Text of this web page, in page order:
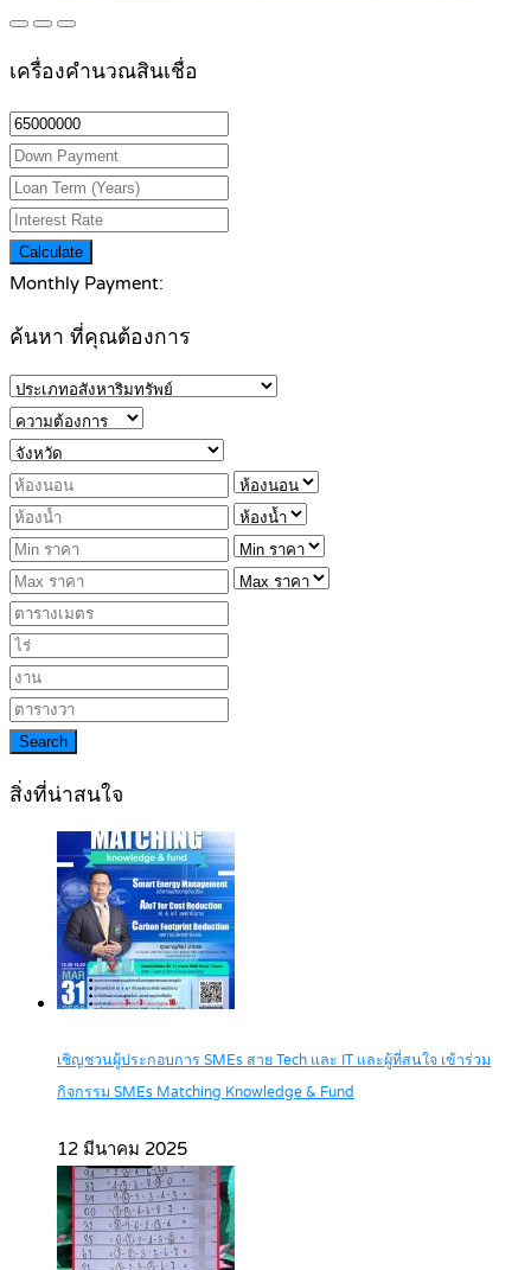
เครื่องคำนวณสินเชื่อ
Calculate
Monthly Payment:
ค้นหา ที่คุณต้องการ
Search
สิ่งที่น่าสนใจ
เชิญชวนผู้ประกอบการ SMEs สาย Tech และ IT และผู้ที่สนใจ เข้าร่วม
กิจกรรม SMEs Matching Knowledge & Fund
12 มีนาคม 2025